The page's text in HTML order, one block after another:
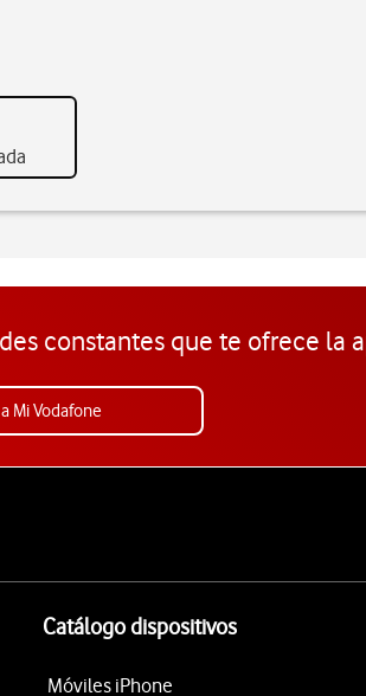
constantes que te ofrece la
Mi Vodafone
Catálogo dispositivos
Móviles iPhone